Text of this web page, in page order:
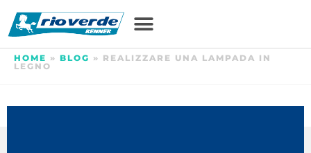
HOME » BLOG » REALIZZARE UNA LAMPADA IN
LEGNO